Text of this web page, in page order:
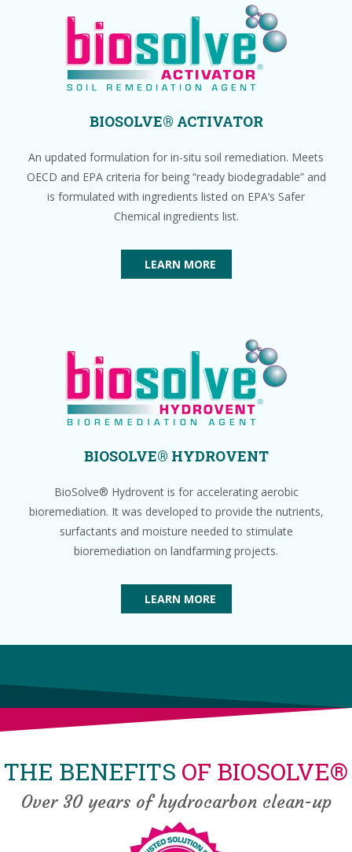
BIOSOLVE® ACTIVATOR
An updated formulation for in-situ soil remediation. Meets
OECD and EPA criteria for being “ready biodegradable” and
is formulated with ingredients listed on EPA’s Safer
Chemical ingredients list.
LEARN MORE
BIOSOLVE® HYDROVENT
BioSolve® Hydrovent is for accelerating aerobic
bioremediation. It was developed to provide the nutrients,
surfactants and moisture needed to stimulate
bioremediation on landfarming projects.
LEARN MORE
THE BENEFITS OF BIOSOLVE®
Over 30 years of hydrocarbon clean-up